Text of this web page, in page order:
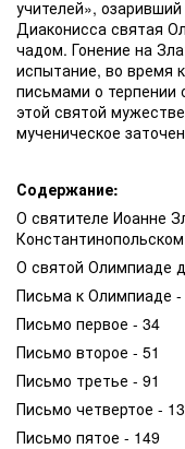
учителей»,
Диаконисса святая
чадом. Гонение на
испытание, во время
письмами о терпении
этой святой
мученическое
Содержание:
О святителе Иоанне
О святой Олимпиаде
Письма к Олимпиаде -
Письмо первое - 34
Письмо второе - 51
Письмо третье - 91
Письмо четвертое -
Письмо пятое - 149